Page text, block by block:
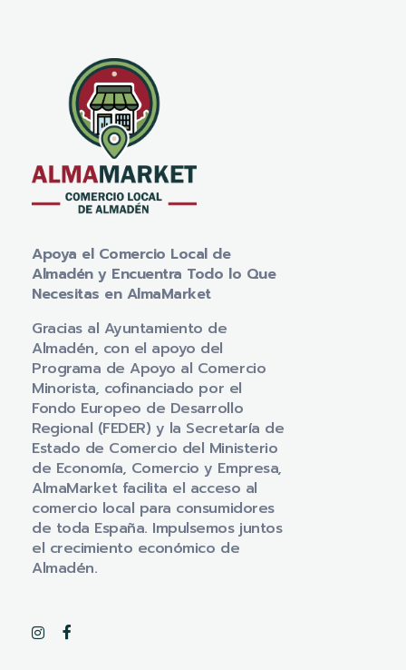
Apoya el Comercio Local de
Almadén y Encuentra Todo lo Que
Necesitas en AlmaMarket
Gracias al Ayuntamiento de
Almadén, con el apoyo del
Programa de Apoyo al Comercio
Minorista, cofinanciado por el
Fondo Europeo de Desarrollo
Regional (FEDER) y la Secretaría de
Estado de Comercio del Ministerio
de Economía, Comercio y Empresa,
AlmaMarket facilita el acceso al
comercio local para consumidores
de toda España. Impulsemos juntos
el crecimiento económico de
Almadén.